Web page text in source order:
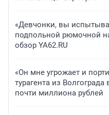
«Девчонки, вы
подпольной рюмочной
обзор YA62.RU
«Он мне угрожает и
турагента из
почти миллиона рублей